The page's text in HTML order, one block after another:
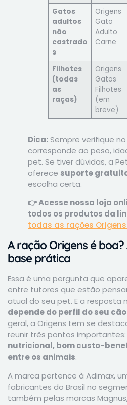
Gatos
adultos
não
castrado
s
Origens
Gato
Adulto
Carne
Filhotes
(todas
as
raças)
Origens
Gatos
Filhotes
(em
breve)
Dica:Sempre verifique
corresponde ao peso,
pet. Se tiver dúvidas, a
oferece suporte
escolha certa.
👉 Acesse nossa loja
todos os produtos da
todas as rações
A ração Origens é
base prática
Essa é uma pergunta que
entre tutores que estão
atual do seu pet. E a resposta
depende do perfil do seu
geral, a Origens tem se
reunir três pontos importantes:
nutricional, bom custo-
entre os animais.
A marca pertence à Adimax,
fabricantes do Brasil no
também pelas marcas